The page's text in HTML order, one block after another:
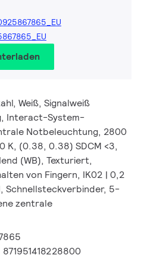
Weiß, Signalweiß
Interact-System-
Notbeleuchtung, 2800
K, (0.38, 0.38) SDCM <3,
(WB), Texturiert,
von Fingern, IK02 | 0,2
Schnellsteckverbinder, 5-
zentrale
871951418228800